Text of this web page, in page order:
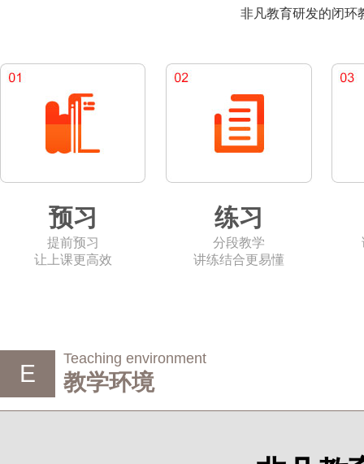
非凡教育研发的闭环
预习
提前预习
让上课更高效
练习
分段教学
讲练结合更易懂
E
Teaching environment
教学环境